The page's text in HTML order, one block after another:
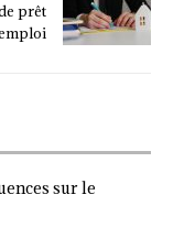
prêt
sur le